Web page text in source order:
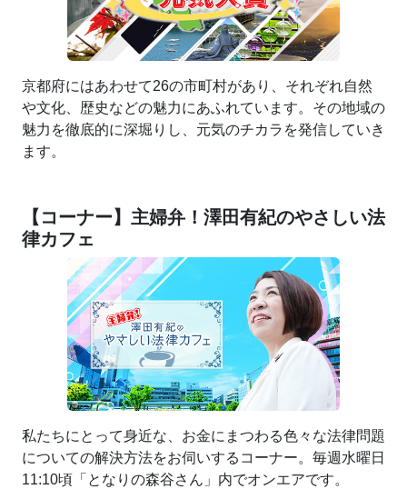
京都府にはあわせて26の市町村があり、それぞれ自然
や文化、歴史などの魅力にあふれています。その地域の
魅力を徹底的に深堀りし、元気のチカラを発信していき
ます。
【コーナー】主婦弁！澤田有紀のやさしい法
律カフェ
私たちにとって身近な、お金にまつわる色々な法律問題
についての解決方法をお伺いするコーナー。毎週水曜日
11:10頃「となりの森谷さん」内でオンエアです。